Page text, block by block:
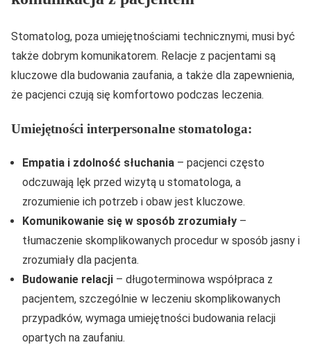
Stomatolog, poza umiejętnościami technicznymi, musi być
także dobrym komunikatorem. Relacje z pacjentami są
kluczowe dla budowania zaufania, a także dla zapewnienia,
że pacjenci czują się komfortowo podczas leczenia.
Umiejętności interpersonalne stomatologa:
Empatia i zdolność słuchania – pacjenci często
odczuwają lęk przed wizytą u stomatologa, a
zrozumienie ich potrzeb i obaw jest kluczowe.
Komunikowanie się w sposób zrozumiały –
tłumaczenie skomplikowanych procedur w sposób jasny i
zrozumiały dla pacjenta.
Budowanie relacji – długoterminowa współpraca z
pacjentem, szczególnie w leczeniu skomplikowanych
przypadków, wymaga umiejętności budowania relacji
opartych na zaufaniu.